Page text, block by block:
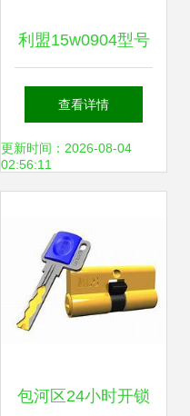
利盟15w0904型号
全方位指南 售后服
务、维修支持、客
详解
查看详情
更新时间：2026-08-04
02:56:11
包河区24小时开锁